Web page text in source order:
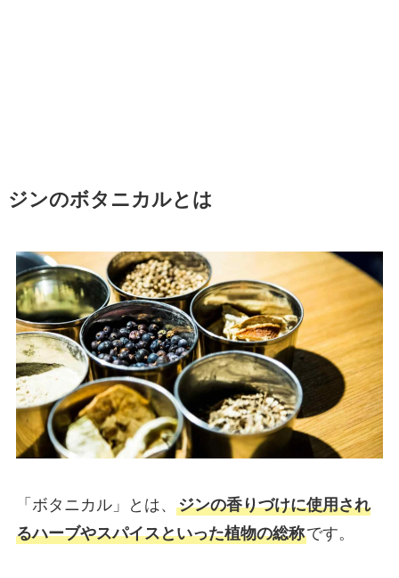
ジンのボタニカルとは
「ボタニカル」とは、 ジンの香りづけに使用され
るハーブやスパイスといった植物の総称です。